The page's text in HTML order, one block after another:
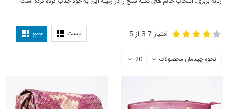
لیست جمع | امتیاز 3.7 از 5
نحوه چیدمان محصولات 20